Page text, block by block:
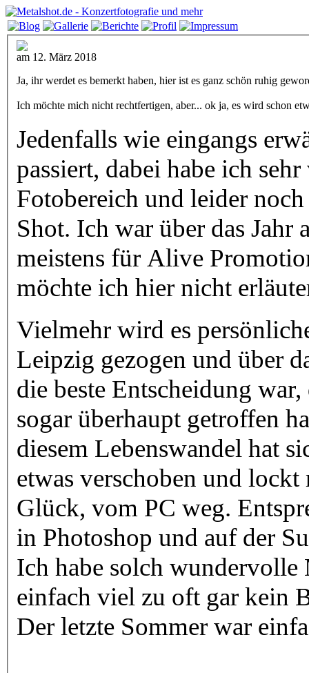
am 12. März 2018
Ja, ihr werdet es bemerkt haben, hier ist es ganz schön ruhig
Ich möchte mich nicht rechtfertigen, aber... ok ja, es wird schon
Jedenfalls wie eingangs
passiert, dabei habe ich
Fotobereich und leider
Shot. Ich war über das
meistens für Alive
möchte ich hier nicht
Vielmehr wird es
Leipzig gezogen und über
die beste Entscheidung
sogar überhaupt getroffen
diesem Lebenswandel hat
etwas verschoben und
Glück, vom PC weg.
in Photoshop und auf der
Ich habe solch wundervolle
einfach viel zu oft gar kein
Der letzte Sommer war